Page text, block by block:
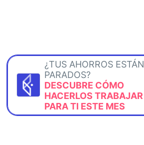
¿TUS AHORROS ESTÁN
PARADOS?
DESCUBRE CÓMO
HACERLOS TRABAJAR
PARA TI ESTE MES